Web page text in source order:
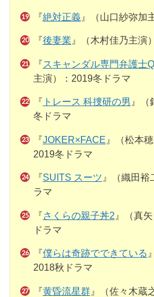
『絶対正義』（山口紗弥加
『後妻業 』（木村佳乃主演
『スキャンダル専門弁護士
主演）：2019冬ドラマ
『 トレース 科捜研の男 』（
冬ドラマ
『JOKER×FACE 』（松本
2019冬ドラマ
『SUITS スーツ 』（織田裕
ラマ
『さくらの親子丼2 』（真
ドラマ
『僕らは奇跡でできている
2018秋ドラマ
『黄昏流星群』（佐々木蔵